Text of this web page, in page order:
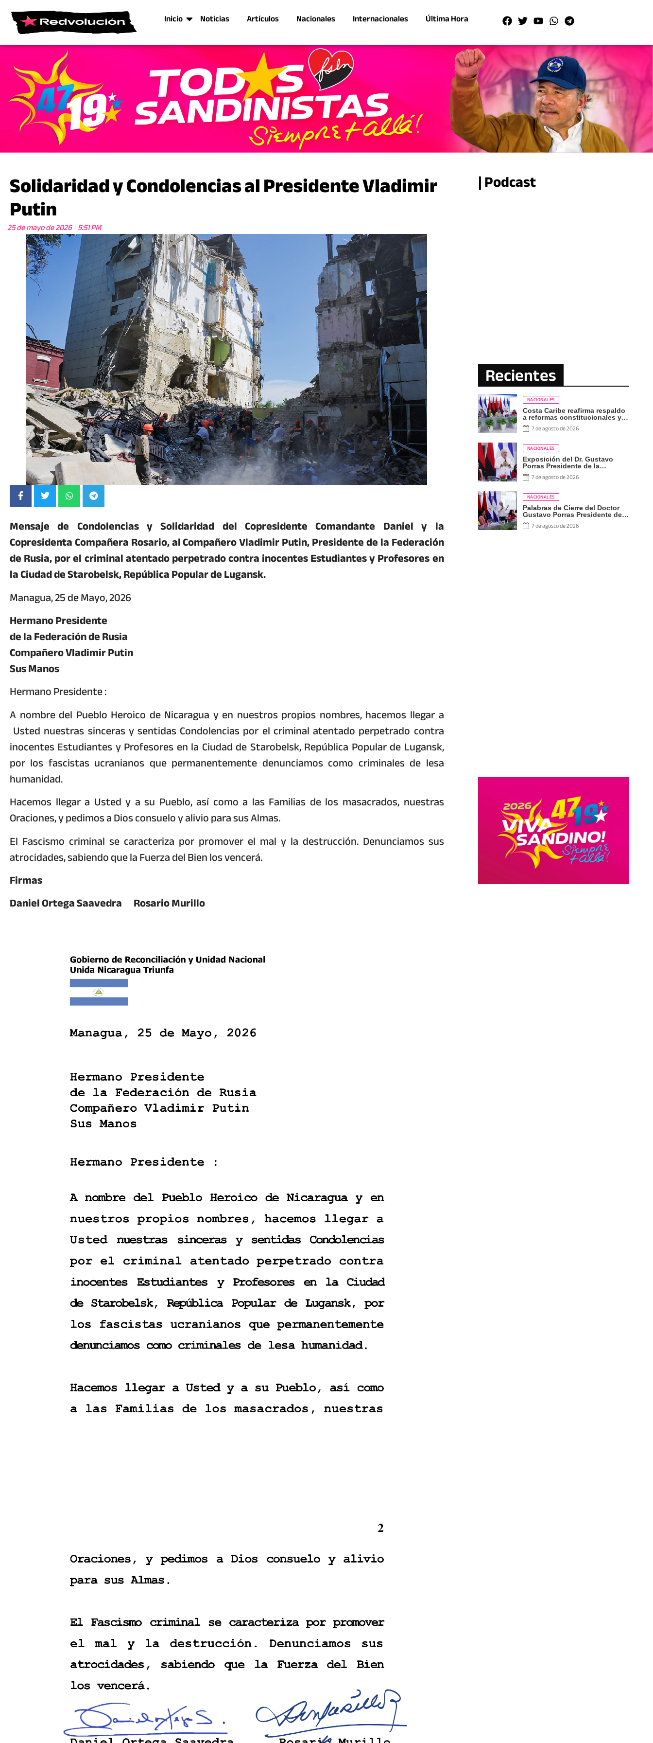
Inicio Noticias Artículos Nacionales Internacionales Última Hora
Solidaridad y Condolencias al Presidente Vladimir
Putin
25 de mayo de 2026 5:51 PM
Mensaje de Condolencias y Solidaridad del Copresidente Comandante Daniel y la
Copresidenta Compañera Rosario, al Compañero Vladimir Putin, Presidente de la Federación
de Rusia, por el criminal atentado perpetrado contra inocentes Estudiantes y Profesores en
la Ciudad de Starobelsk, República Popular de Lugansk.
Managua, 25 de Mayo, 2026
Hermano Presidente
de la Federación de Rusia
Compañero Vladimir Putin
Sus Manos
Hermano Presidente :
A nombre del Pueblo Heroico de Nicaragua y en nuestros propios nombres, hacemos llegar a
Usted nuestras sinceras y sentidas Condolencias por el criminal atentado perpetrado contra
inocentes Estudiantes y Profesores en la Ciudad de Starobelsk, República Popular de Lugansk,
por los fascistas ucranianos que permanentemente denunciamos como criminales de lesa
humanidad.
Hacemos llegar a Usted y a su Pueblo, así como a las Familias de los masacrados, nuestras
Oraciones, y pedimos a Dios consuelo y alivio para sus Almas.
El Fascismo criminal se caracteriza por promover el mal y la destrucción. Denunciamos sus
atrocidades, sabiendo que la Fuerza del Bien los vencerá.
Firmas
Daniel Ortega Saavedra Rosario Murillo
| Podcast
Recientes
NACIONALES
Costa Caribe reafirma respaldo
a reformas constitucionales y
defensa de los derechos del
pueblo
7 de agosto de 2026
NACIONALES
Exposición del Dr. Gustavo
Porras Presidente de la
Asamblea Nacional de
Nicaragua
7 de agosto de 2026
NACIONALES
Palabras de Cierre del Doctor
Gustavo Porras Presidente de
la Asamblea Nacional de
Nicaragua
7 de agosto de 2026